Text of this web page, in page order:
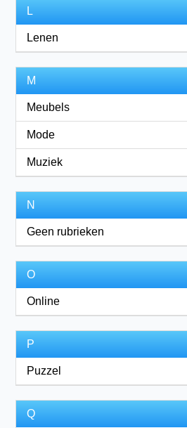
L
Lenen
M
Meubels
Mode
Muziek
N
Geen rubrieken
O
Online
P
Puzzel
Q